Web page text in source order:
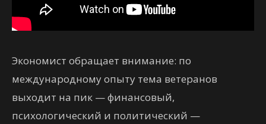
Экономист обращает внимание: по
международному опыту тема ветеранов
выходит на пик — финансовый,
психологический и политический —